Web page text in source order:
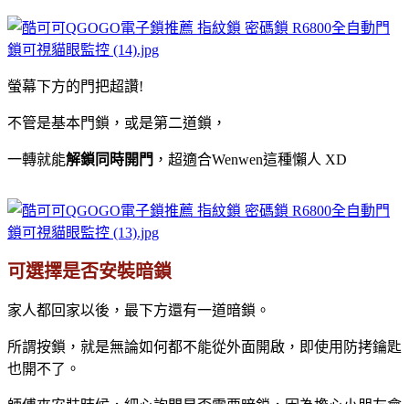
螢幕下方的門把超讚!
不管是基本門鎖，或是第二道鎖，
一轉就能解鎖同時開門 ，超適合Wenwen這種懶人 XD
可選擇是否安裝暗鎖
家人都回家以後，最下方還有一道暗鎖。
所謂按鎖，就是無論如何都不能從外面開啟，即使用防拷鑰匙
也開不了。